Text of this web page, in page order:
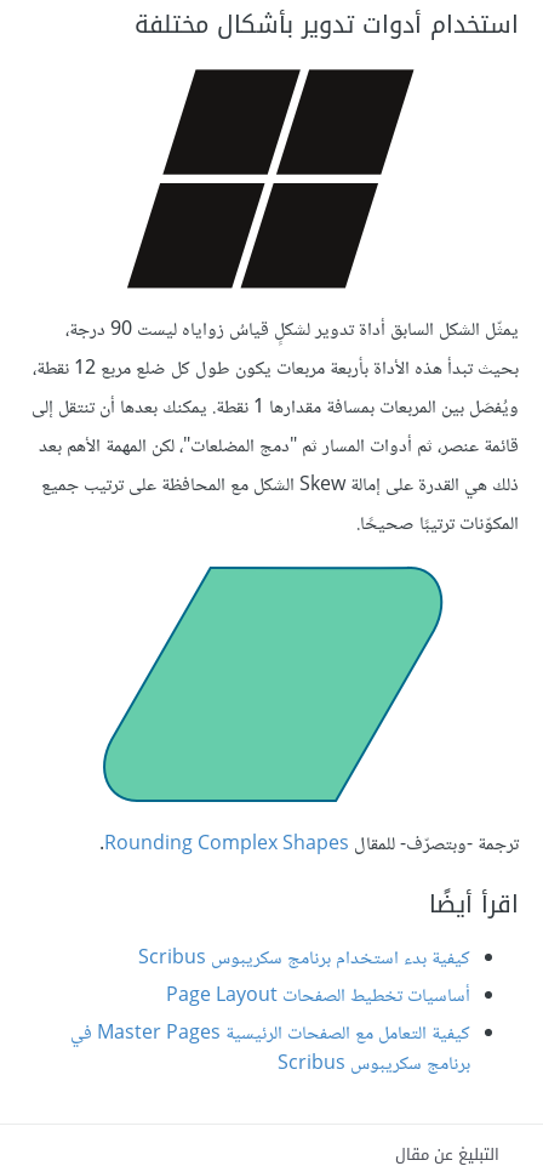
استخدام أدوات تدوير بأشكال مختلفة
يمثّل الشكل السابق أداة تدوير لشكلٍ قياسُ زواياه ليست 90 درجة،
بحيث تبدأ هذه الأداة بأربعة مربعات يكون طول كل ضلع مربع 12 نقطة،
ويُفصَل بين المربعات بمسافة مقدارها 1 نقطة. يمكنك بعدها أن تنتقل إلى
قائمة عنصر، ثم أدوات المسار ثم "دمج المضلعات"، لكن المهمة الأهم بعد
ذلك هي القدرة على إمالة Skew الشكل مع المحافظة على ترتيب جميع
المكوّنات ترتيبًا صحيحًا.
ترجمة -وبتصرّف- للمقال Rounding Complex Shapes
.
اقرأ أيضًا
كيفية بدء استخدام برنامج سكريبوس Scribus
أساسيات تخطيط الصفحات Page Layout
كيفية التعامل مع الصفحات الرئيسية Master Pages في
برنامج سكريبوس Scribus
التبليغ عن مقال